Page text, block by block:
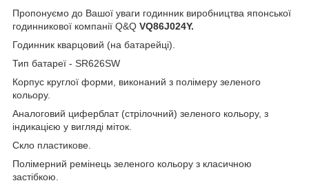
Пропонуємо до Вашої уваги годинник виробництва японської
годинникової компанії Q&Q VQ86J024Y.
Годинник кварцовий (на батарейці).
Тип батареї - SR626SW
Корпус круглої форми, виконаний з полімеру зеленого
кольору.
Аналоговий циферблат (стрілочний) зеленого кольору, з
індикацією у вигляді міток.
Скло пластикове.
Полімерний ремінець зеленого кольору з класичною
застібкою.